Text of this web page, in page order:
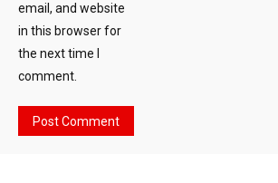
email, and website
in this browser for
the next time I
comment.